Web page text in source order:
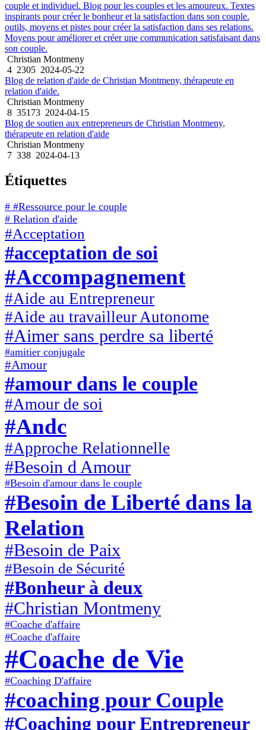
couple et individuel. Blog pour les couples et les amoureux. Textes
inspirants pour créer le bonheur et la satisfaction dans son couple.
outils, moyens et pistes pour créer la satisfaction dans ses relations.
Moyens pour améliorer et créer une communication satisfaisant dans
son couple.
Christian Montmeny
4 2305 2024-05-22
Blog de relation d'aide de Christian Montmeny, thérapeute en
relation d'aide.
Christian Montmeny
8 35173 2024-04-15
Blog de soutien aux entrepreneurs de Christian Montmeny,
thérapeute en relation d'aide
Christian Montmeny
7 338 2024-04-13
Étiquettes
# #Ressource pour le couple
# Relation d'aide
#Acceptation
#acceptation de soi
#Accompagnement
#Aide au Entrepreneur
#Aide au travailleur Autonome
#Aimer sans perdre sa liberté
#amitier conjugale
#Amour
#amour dans le couple
#Amour de soi
#Andc
#Approche Relationnelle
#Besoin d Amour
#Besoin d'amour dans le couple
#Besoin de Liberté dans la
Relation
#Besoin de Paix
#Besoin de Sécurité
#Bonheur à deux
#Christian Montmeny
#Coache d'affaire
#Coache d'affaire
#Coache de Vie
#Coaching D'affaire
#coaching pour Couple
#Coaching pour Entrepreneur